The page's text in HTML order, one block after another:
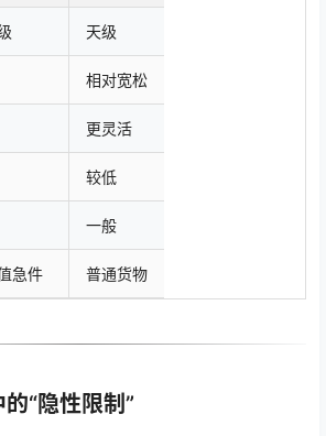
天级
相对宽松
更灵活
较低
一般
急件 普通货物
“隐性限制”